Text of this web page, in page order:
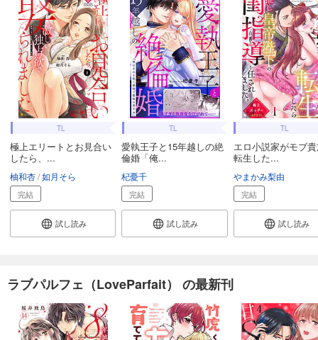
TL
極上エリートとお見合い
したら、...
柚和杏 如月そら
完結
試し読み
TL
愛執王子と15年越しの絶
倫婚「俺...
杞憂千
完結
試し読み
TL
エロ小説家がモブ
転生した...
やまかみ梨由
完結
試し読み
ラブパルフェ（LoveParfait） の最新刊